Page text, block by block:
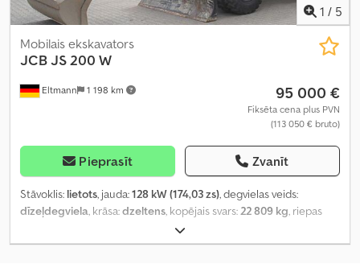
1 / 5
Eltmann 1 198 km
Mobilais ekskavators
JCBJS 200 W
95 000 €
Fiksēta cena plus PVN
(113 050 € bruto)
Pieprasīt Zvanīt
Stāvoklis: lietots, jauda:128 kW (174,03 zs), degvielas veids:
dīzeļdegviela, krāsa:dzeltens, kopējais svars:22 809 kg, riepas
, Ražošanas gads:2011
iekārtas/transportlīdzekļa numurs:1542067, Aprīkojums:UVV